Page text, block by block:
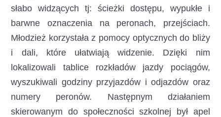
słabo widzących tj: ścieżki dostępu, wypukłe i
barwne oznaczenia na peronach, przejściach.
Młodzież korzystała z pomocy optycznych do bliży
i dali, które ułatwiają widzenie. Dzięki nim
lokalizowali tablice rozkładów jazdy pociągów,
wyszukiwali godziny przyjazdów i odjazdów oraz
numery peronów. Następnym działaniem
skierowanym do społeczności szkolnej był apel